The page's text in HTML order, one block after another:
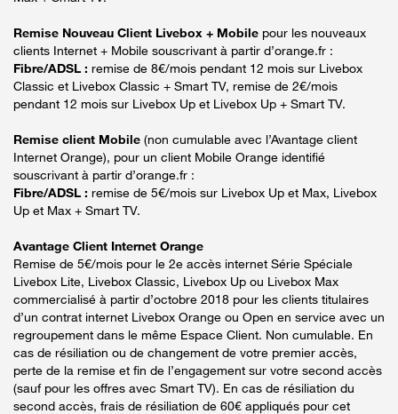
Remise Nouveau Client Livebox + Mobile pour les nouveaux
clients Internet + Mobile souscrivant à partir d’orange.fr :
Fibre/ADSL : remise de 8€/mois pendant 12 mois sur Livebox
Classic et Livebox Classic + Smart TV, remise de 2€/mois
pendant 12 mois sur Livebox Up et Livebox Up + Smart TV.
Remise client Mobile (non cumulable avec l’Avantage client
Internet Orange), pour un client Mobile Orange identifié
souscrivant à partir d’orange.fr :
Fibre/ADSL : remise de 5€/mois sur Livebox Up et Max, Livebox
Up et Max + Smart TV.
Avantage Client Internet Orange
Remise de 5€/mois pour le 2e accès internet Série Spéciale
Livebox Lite, Livebox Classic, Livebox Up ou Livebox Max
commercialisé à partir d’octobre 2018 pour les clients titulaires
d’un contrat internet Livebox Orange ou Open en service avec un
regroupement dans le même Espace Client. Non cumulable. En
cas de résiliation ou de changement de votre premier accès,
perte de la remise et fin de l’engagement sur votre second accès
(sauf pour les offres avec Smart TV). En cas de résiliation du
second accès, frais de résiliation de 60€ appliqués pour cet